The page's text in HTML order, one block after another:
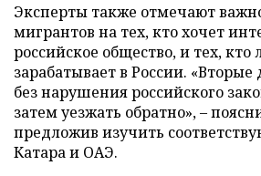
Эксперты также отмечают
мигрантов на тех, кто хочет
российское общество, и тех, кто
зарабатывает в России.
без нарушения российского
затем уезжать обратно», –
предложив изучить
Катара и ОАЭ.